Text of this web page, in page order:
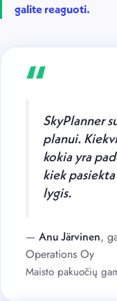
galite reaguoti.
“
SkyPlanner
planui.
kokia yra
kiek
lygis.
— Anu Järvinen,
Operations Oy
Maisto pakuočių